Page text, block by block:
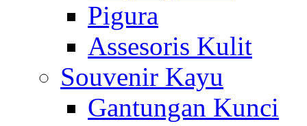
Pigura
Assesoris Kulit
Souvenir Kayu
Gantungan Kunci